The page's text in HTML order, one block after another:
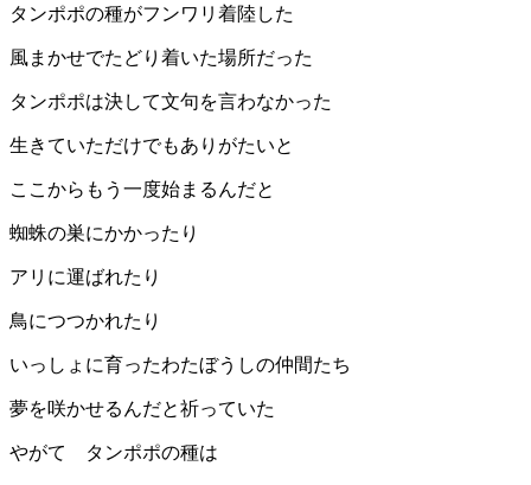
タンポポの種がフンワリ着陸した
風まかせでたどり着いた場所だった
タンポポは決して文句を言わなかった
生きていただけでもありがたいと
ここからもう一度始まるんだと
蜘蛛の巣にかかったり
アリに運ばれたり
鳥につつかれたり
いっしょに育ったわたぼうしの仲間たち
夢を咲かせるんだと祈っていた
やがて タンポポの種は